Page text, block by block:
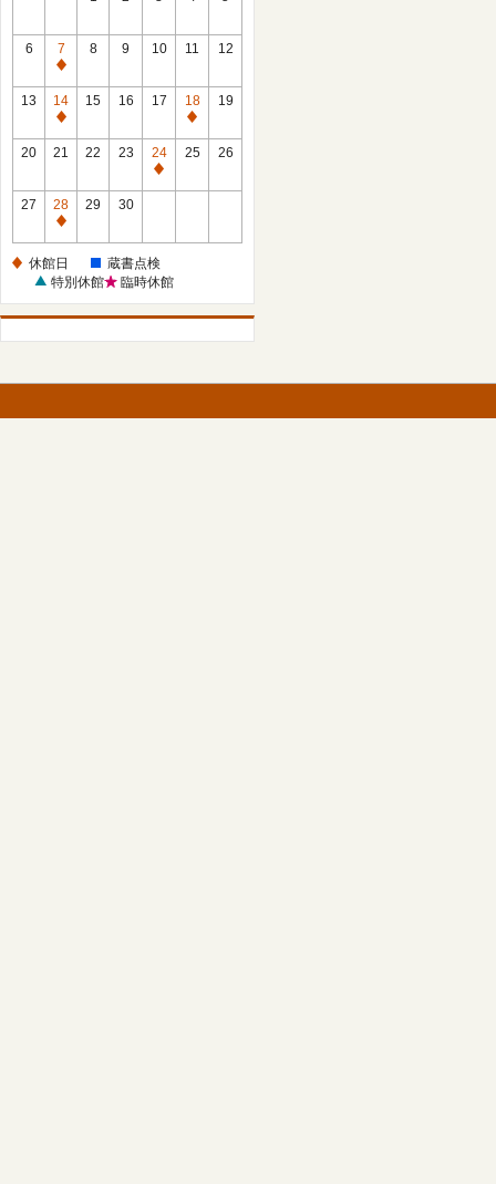
6
7
休
館
日
8 9 10 11 12
13
14
休
館
15 16 17
18
休
館
19
20 21 22 23
24
休
25 26
27
28
休
日
29 30
休館日
蔵書点検
特別休館
臨時休館